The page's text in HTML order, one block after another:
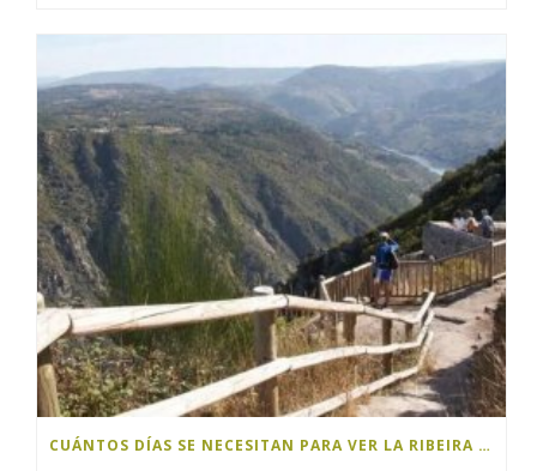
CUÁNTOS DÍAS SE NECESITAN PARA VER LA RIBEIRA SACRA